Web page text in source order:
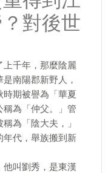
對後世
上千年，那麼陰麗
南陽郡新野人，
期被譽為「華夏
為「仲父。」管
為「陰大夫，」
年代，舉族搬到新
叫劉秀，是東漢